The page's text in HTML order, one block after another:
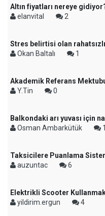
Altın fiyatları nereye
elanvital
2
Stres belirtisi olan
Okan Baltalı
1
Akademik Referans
Y.Tin
0
Balkondaki arı yuvası için
Osman Ambarkütük
1
Taksicilere Puanlama
auzuntac
6
Elektrikli Scooter Kullanmak
yildirim.ergun
4